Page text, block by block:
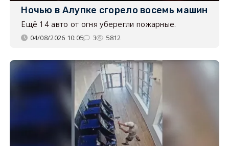
Ночью в Алупке сгорело восемь машин
Ещё 14 авто от огня уберегли пожарные.
04/08/2026 10:05 3 5812